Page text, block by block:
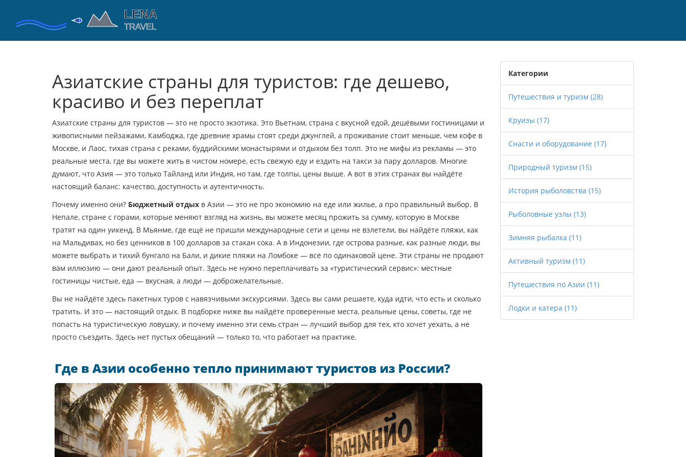
Азиатские страны для туристов: где дешево,
красиво и без переплат
Азиатские страны для туристов — это не просто экзотика. Это Вьетнам, страна с вкусной едой, дешёвыми гостиницами и
живописными пейзажами, Камбоджа, где древние храмы стоят среди джунглей, а проживание стоит меньше, чем кофе в
Москве, и Лаос, тихая страна с реками, буддийскими монастырями и отдыхом без толп. Это не мифы из рекламы — это
реальные места, где вы можете жить в чистом номере, есть свежую еду и ездить на такси за пару долларов. Многие
думают, что Азия — это только Тайланд или Индия, но там, где толпы, цены выше. А вот в этих странах вы найдёте
настоящий баланс: качество, доступность и аутентичность.
Почему именно они? Бюджетный отдых в Азии — это не про экономию на еде или жилье, а про правильный выбор. В
Непале, стране с горами, которые меняют взгляд на жизнь, вы можете месяц прожить за сумму, которую в Москве
тратят на один уикенд. В Мьянме, где ещё не пришли международные сети и цены не взлетели, вы найдёте пляжи, как
на Мальдивах, но без ценников в 100 долларов за стакан сока. А в Индонезии, где острова разные, как разные люди, вы
можете выбрать и тихий бунгало на Бали, и дикие пляжи на Ломбоке — всё по одинаковой цене. Эти страны не продают
вам иллюзию — они дают реальный опыт. Здесь не нужно переплачивать за «туристический сервис»: местные
гостиницы чистые, еда — вкусная, а люди — доброжелательные.
Вы не найдёте здесь пакетных туров с навязчивыми экскурсиями. Здесь вы сами решаете, куда идти, что есть и сколько
тратить. И это — настоящий отдых. В подборке ниже вы найдёте проверенные места, реальные цены, советы, где не
попасть на туристическую ловушку, и почему именно эти семь стран — лучший выбор для тех, кто хочет уехать, а не
просто съездить. Здесь нет пустых обещаний — только то, что работает на практике.
Где в Азии особенно тепло принимают туристов из России?
Категории
Путешествия и туризм (28)
Круизы (17)
Снасти и оборудование (17)
Природный туризм (15)
История рыболовства (15)
Рыболовные узлы (13)
Зимняя рыбалка (11)
Активный туризм (11)
Путешествия по Азии (11)
Лодки и катера (11)